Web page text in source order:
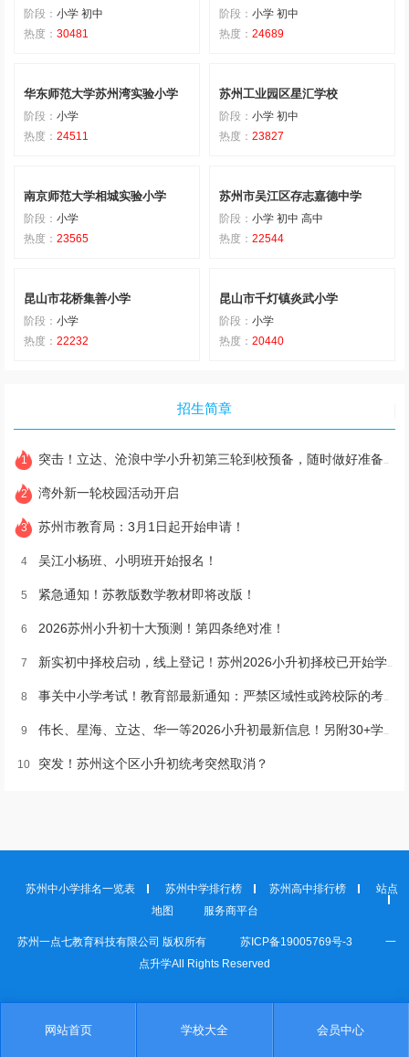
阶段： 小学 初中
热度： 30481
阶段： 小学 初中
热度： 24689
华东师范大学苏州湾实验小学
阶段： 小学
热度： 24511
苏州工业园区星汇学校
阶段： 小学 初中
热度： 23827
南京师范大学相城实验小学
阶段： 小学
热度： 23565
苏州市吴江区存志嘉德中学
阶段： 小学 初中 高中
热度： 22544
昆山市花桥集善小学
阶段： 小学
热度： 22232
昆山市千灯镇炎武小学
阶段： 小学
热度： 20440
招生简章
1 突击！立达、沧浪中学小升初第三轮到校预备，随时做好准备！
2 湾外新一轮校园活动开启
3 苏州市教育局：3月1日起开始申请！
4 吴江小杨班、小明班开始报名！
5 紧急通知！苏教版数学教材即将改版！
6 2026苏州小升初十大预测！第四条绝对准！
7 新实初中择校启动，线上登记！苏州2026小升初择校已开始学校近60所
8 事关中小学考试！教育部最新通知：严禁区域性或跨校际的考试、严格控制考试次数！
9 伟长、星海、立达、华一等2026小升初最新信息！另附30+学校择校报名通道
10 突发！苏州这个区小升初统考突然取消？
苏州中小学排名一览表 苏州中学排行榜 苏州高中排行榜
站点
地图
服务商平台
苏州一点七教育科技有限公司 版权所有 苏ICP备19005769号-3
一
点升学All Rights Reserved
网站首页 学校大全 会员中心